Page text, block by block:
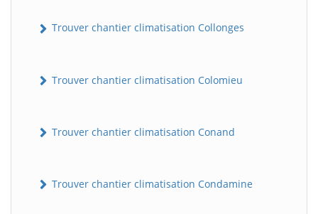
Trouver chantier climatisation Collonges
Trouver chantier climatisation Colomieu
Trouver chantier climatisation Conand
Trouver chantier climatisation Condamine